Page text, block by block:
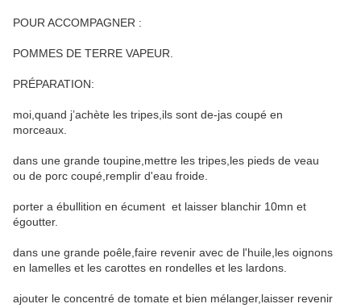
POUR ACCOMPAGNER :
POMMES DE TERRE VAPEUR.
PRÉPARATION:
moi,quand j’achète les tripes,ils sont de-jas coupé en
morceaux.
dans une grande toupine,mettre les tripes,les pieds de veau
ou de porc coupé,remplir d'eau froide.
porter a ébullition en écument et laisser blanchir 10mn et
égoutter.
dans une grande poêle,faire revenir avec de l'huile,les oignons
en lamelles et les carottes en rondelles et les lardons.
ajouter le concentré de tomate et bien mélanger,laisser revenir